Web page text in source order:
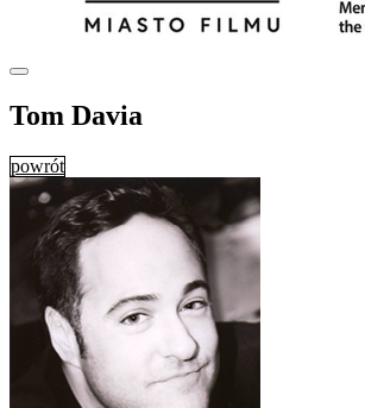
Tom Davia
powrót